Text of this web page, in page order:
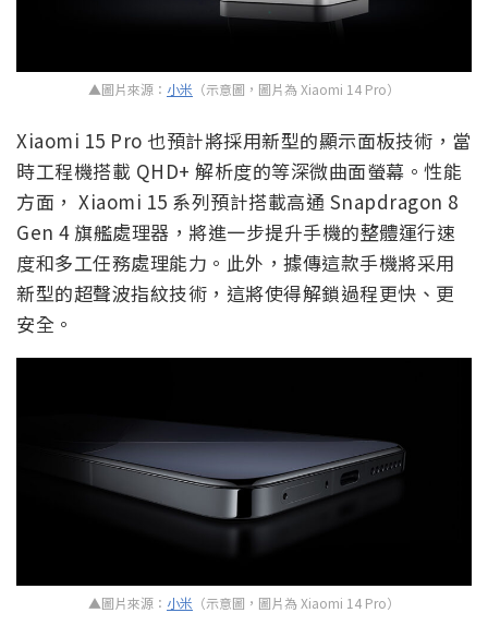
▲圖片來源： 小米 （示意圖，圖片為 Xiaomi 14 Pro）
Xiaomi 15 Pro 也預計將採用新型的顯示面板技術，當
時工程機搭載 QHD+ 解析度的等深微曲面螢幕。性能
方面， Xiaomi 15 系列預計搭載高通 Snapdragon 8
Gen 4 旗艦處理器，將進一步提升手機的整體運行速
度和多工任務處理能力。此外，據傳這款手機將采用
新型的超聲波指紋技術，這將使得解鎖過程更快、更
安全​。
▲圖片來源： 小米 （示意圖，圖片為 Xiaomi 14 Pro）